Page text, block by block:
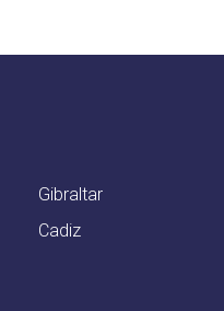
Gibraltar
Cadiz